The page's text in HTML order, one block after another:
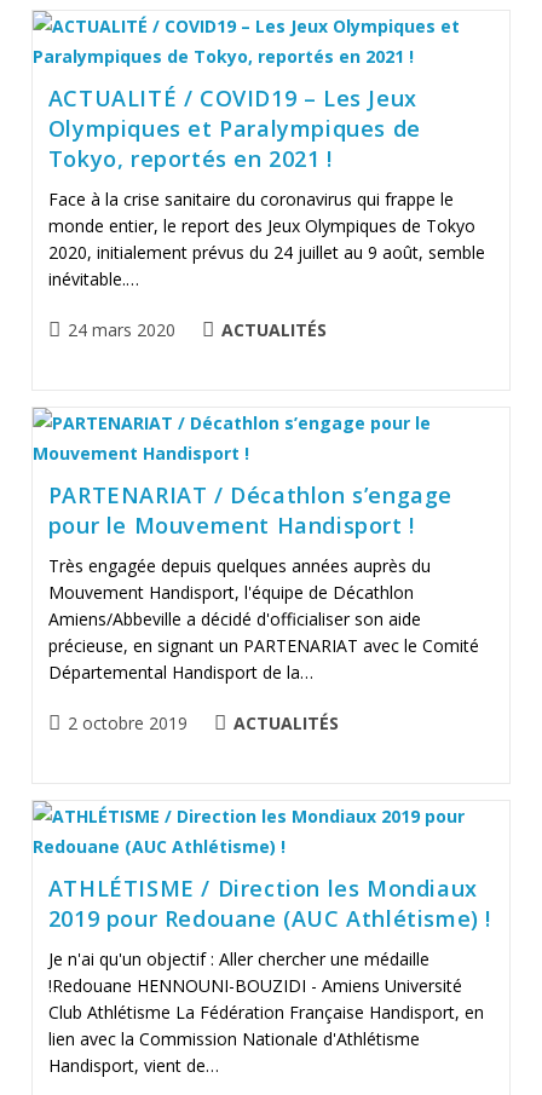
ACTUALITÉ / COVID19 – Les Jeux
Olympiques et Paralympiques de
Tokyo, reportés en 2021 !
Face à la crise sanitaire du coronavirus qui frappe le
monde entier, le report des Jeux Olympiques de Tokyo
2020, initialement prévus du 24 juillet au 9 août, semble
inévitable.…
Publication
24 mars 2020
POSTACTUALITÉS
PARTENARIAT / Décathlon s’engage
pour le Mouvement Handisport !
Très engagée depuis quelques années auprès du
Mouvement Handisport, l'équipe de Décathlon
Amiens/Abbeville a décidé d'officialiser son aide
précieuse, en signant un PARTENARIAT avec le Comité
Départemental Handisport de la…
Publication
2 octobre 2019
POSTACTUALITÉS
ATHLÉTISME / Direction les Mondiaux
2019 pour Redouane (AUC Athlétisme) !
Je n'ai qu'un objectif : Aller chercher une médaille
!Redouane HENNOUNI-BOUZIDI - Amiens Université
Club Athlétisme La Fédération Française Handisport, en
lien avec la Commission Nationale d'Athlétisme
Handisport, vient de…